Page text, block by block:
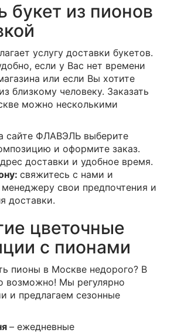
букет из пионов
услугу доставки букетов.
если у Вас нет времени
или если Вы хотите
близкому человеку. Заказать
можно несколькими
сайте ФЛАВЭЛЬ выберите
и оформите заказ.
доставки и удобное время.
свяжитесь с нами и
свои предпочтения и
доставки.
цветочные
с пионами
пионы в Москве недорого? В
возможно! Мы регулярно
и предлагаем сезонные
– ежедневные